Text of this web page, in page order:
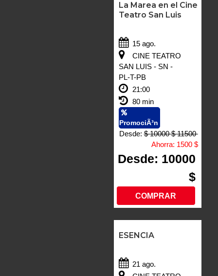
La Marea en el Cine
Teatro San Luis
15 ago.
CINE TEATRO
SAN LUIS - SN -
PL-T-PB
21:00
80 min
PromociÃ³n
Desde:$ 10000$ 11500
Ahorra: 1500 $
Desde: 10000
$
COMPRAR
ESENCIA
21 ago.